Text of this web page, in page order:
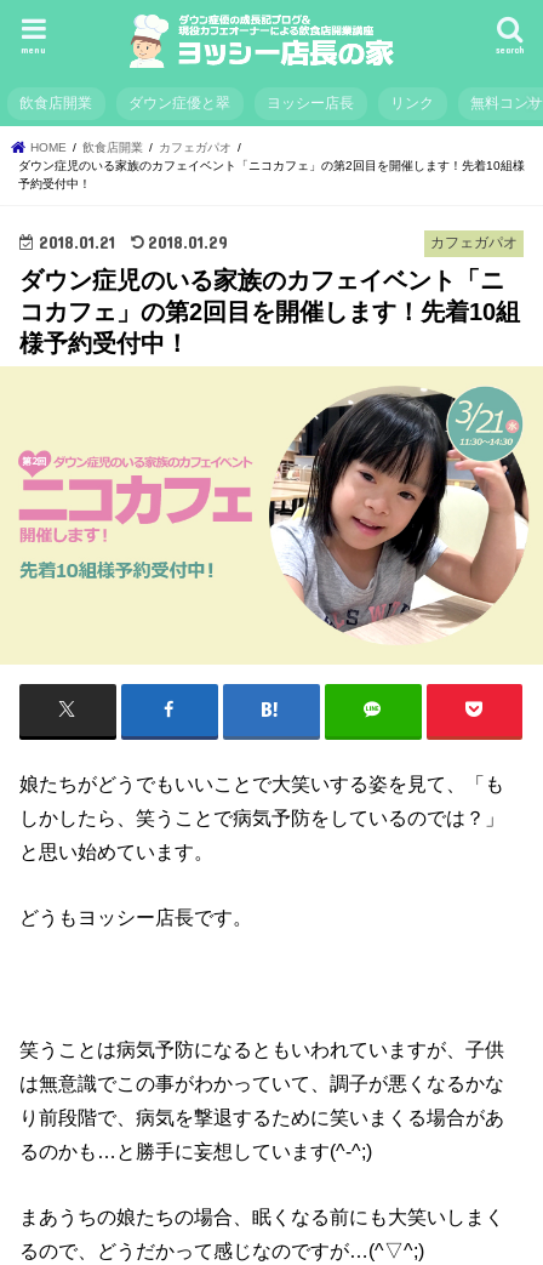
search
menu
飲食店開業 ダウン症優と翠 ヨッシー店長 リンク 無料コン
HOME 飲食店開業
カフェガパオ
ダウン症児のいる家族のカフェイベント「ニコカフェ」の第2回目を開催します！先着10組様
予約受付中！
カフェガパオ
2018.01.21 2018.01.29
ダウン症児のいる家族のカフェイベント「ニ
コカフェ」の第2回目を開催します！先着10組
様予約受付中！
娘たちがどうでもいいことで大笑いする姿を見て、「も
しかしたら、笑うことで病気予防をしているのでは？」
と思い始めています。
どうもヨッシー店長です。
笑うことは病気予防になるともいわれていますが、子供
は無意識でこの事がわかっていて、調子が悪くなるかな
り前段階で、病気を撃退するために笑いまくる場合があ
るのかも…と勝手に妄想しています(^-^;)
まあうちの娘たちの場合、眠くなる前にも大笑いしまく
るので、どうだかって感じなのですが…(^▽^;)